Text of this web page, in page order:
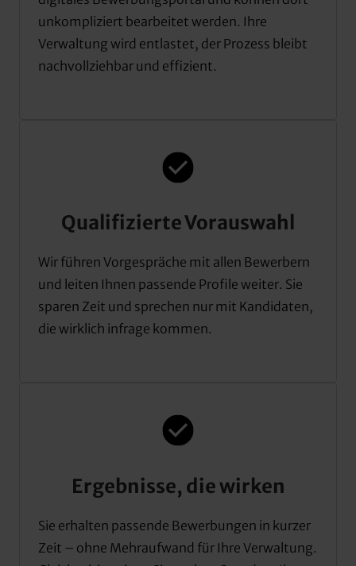
unkompliziert bearbeitet werden.
Verwaltung wird entlastet, der Prozess
nachvollziehbar und effizient.
Qualifizierte Vorauswahl
Wir führen Vorgespräche mit allen
und leiten Ihnen passende Profile weiter.
sparen Zeit und sprechen nur mit
die wirklich infrage kommen.
Ergebnisse, die wirken
Sie erhalten passende Bewerbungen in
Zeit – ohne Mehraufwand für Ihre